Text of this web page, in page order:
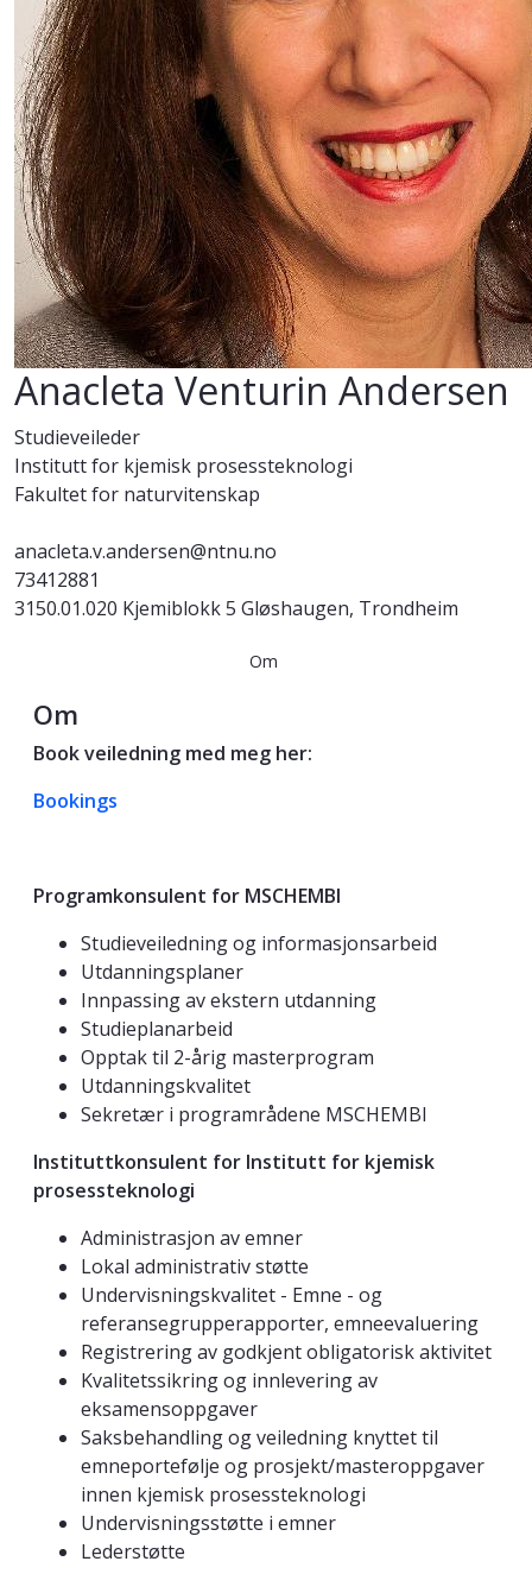
Anacleta Venturin Andersen
Studieveileder
Institutt for kjemisk prosessteknologi
Fakultet for naturvitenskap
anacleta.v.andersen@ntnu.no
73412881
3150.01.020 Kjemiblokk 5 Gløshaugen, Trondheim
Om
Om
Book veiledning med meg her:
Bookings
Programkonsulent for MSCHEMBI
Studieveiledning og informasjonsarbeid
Utdanningsplaner
Innpassing av ekstern utdanning
Studieplanarbeid
Opptak til 2-årig masterprogram
Utdanningskvalitet
Sekretær i programrådene MSCHEMBI
Instituttkonsulent for Institutt for kjemisk
prosessteknologi
Administrasjon av emner
Lokal administrativ støtte
Undervisningskvalitet - Emne - og
referansegrupperapporter, emneevaluering
Registrering av godkjent obligatorisk aktivitet
Kvalitetssikring og innlevering av
eksamensoppgaver
Saksbehandling og veiledning knyttet til
emneportefølje og prosjekt/masteroppgaver
innen kjemisk prosessteknologi
Undervisningsstøtte i emner
Lederstøtte